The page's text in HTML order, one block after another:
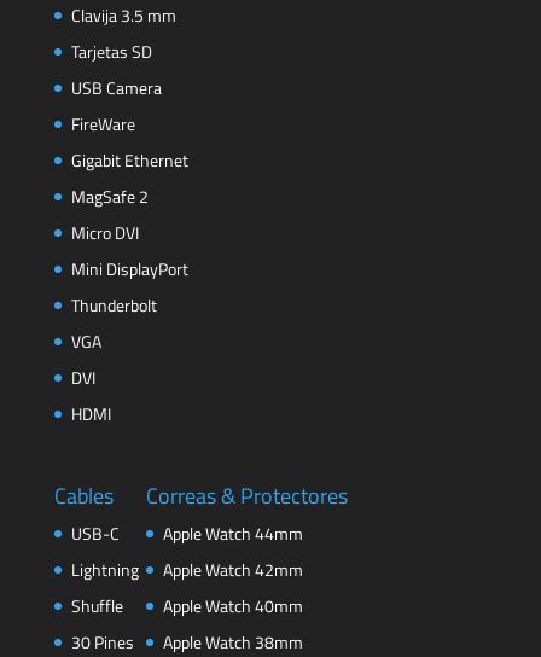
Clavija 3.5 mm
Tarjetas SD
USB Camera
FireWare
Gigabit Ethernet
MagSafe 2
Micro DVI
Mini DisplayPort
Thunderbolt
VGA
DVI
HDMI
Cables
USB-C
Lightning
Shuffle
30 Pines
Correas & Protectores
Apple Watch 44mm
Apple Watch 42mm
Apple Watch 40mm
Apple Watch 38mm